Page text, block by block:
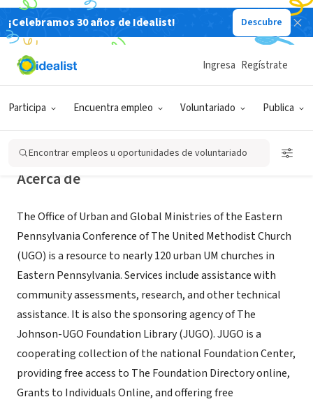
¡Celebramos 30 años de Idealist! Descubre
Participa Encuentra empleo Voluntariado Publica
Ingresa Regístrate
Encontrar empleos u oportunidades de voluntariado
ORGANIZACIÓN SIN FIN DE LUCRO
The Office of Urban and Global
Ministries of The Eastern
Pennsylvania Conference
Philadelphia, PA|www.epaumc.org
Acerca de
The Office of Urban and Global Ministries of the Eastern
Pennsylvania Conference of The United Methodist Church
(UGO) is a resource to nearly 120 urban UM churches in
Eastern Pennsylvania. Services include assistance with
community assessments, research, and other technical
assistance. It is also the sponsoring agency of The
Johnson-UGO Foundation Library (JUGO). JUGO is a
cooperating collection of the national Foundation Center,
providing free access to The Foundation Directory online,
Grants to Individuals Online, and offering free